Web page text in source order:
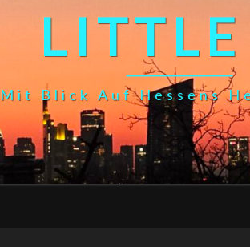
Blick Auf Hessens